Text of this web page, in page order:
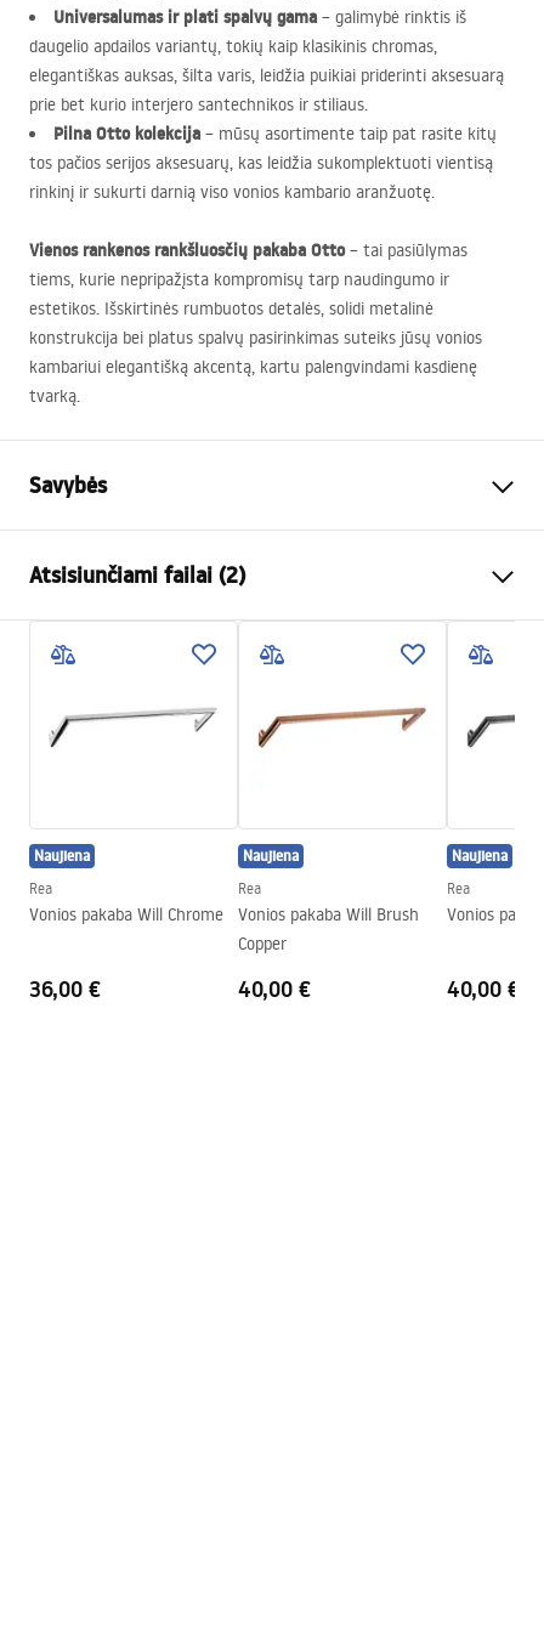
Universalumas ir plati spalvų gama – galimybė rinktis iš
daugelio apdailos variantų, tokių kaip klasikinis chromas,
elegantiškas auksas, šilta varis, leidžia puikiai priderinti aksesuarą
prie bet kurio interjero santechnikos ir stiliaus.
Pilna Otto kolekcija – mūsų asortimente taip pat rasite kitų
tos pačios serijos aksesuarų, kas leidžia sukomplektuoti vientisą
rinkinį ir sukurti darnią viso vonios kambario aranžuotę.
Vienos rankenos rankšluosčių pakaba Otto– tai pasiūlymas
tiems, kurie nepripažįsta kompromisų tarp naudingumo ir
estetikos. Išskirtinės rumbuotos detalės, solidi metalinė
konstrukcija bei platus spalvų pasirinkimas suteiks jūsų vonios
kambariui elegantišką akcentą, kartu palengvindami kasdienę
tvarką.
Savybės
Medžiaga
Montavimo būdas
Prisukamas
Plotis
265
Gylis
Atsisiunčiami failai (2)
Garantijos sąlygos
Naujiena
Rea
Vonios pakaba Will Chrome
36,00 €
Naujiena
Rea
Vonios pakaba Will Brush
Copper
40,00 €
Naujiena
Rea
Vonios
40,00 €